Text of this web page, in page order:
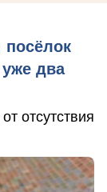
посёлок
два
отсутствия